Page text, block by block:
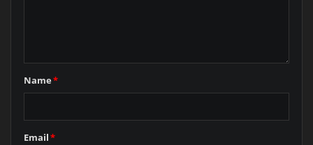
Name*
Email*